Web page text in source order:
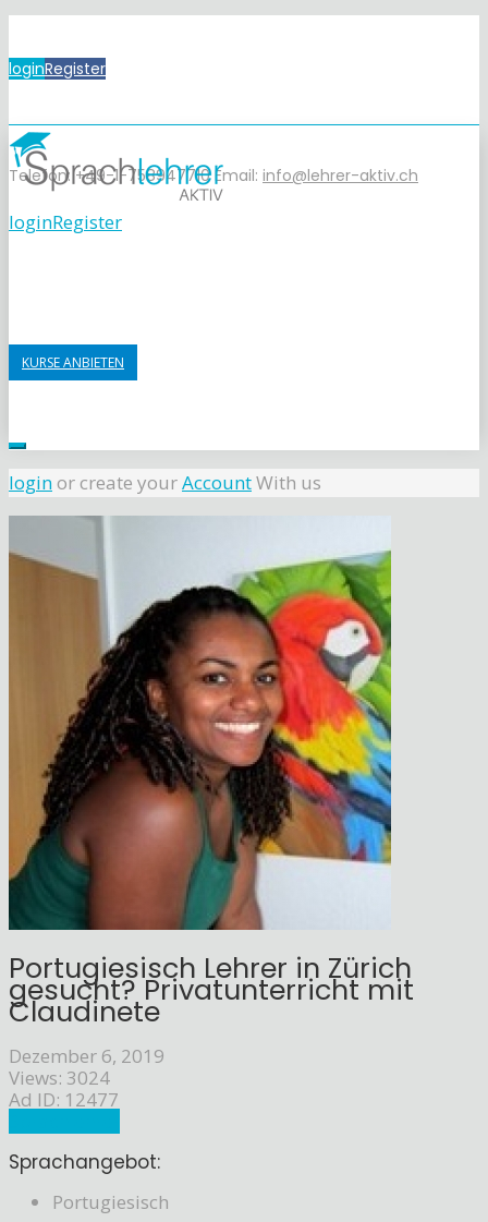
loginRegister
Telefon: +49-1-758947710 Email: info@lehrer-aktiv.ch
loginRegister
KURSE ANBIETEN
loginor create yourAccountWith us
Portugiesisch Lehrer in Zürich
gesucht? Privatunterricht mit
Claudinete
Dezember 6, 2019
Views: 3024
Ad ID: 12477
Sprachangebot:
Portugiesisch